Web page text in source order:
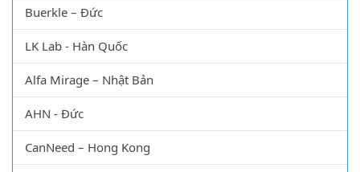
Buerkle – Đức
LK Lab - Hàn Quốc
Alfa Mirage – Nhật Bản
AHN - Đức
CanNeed – Hong Kong